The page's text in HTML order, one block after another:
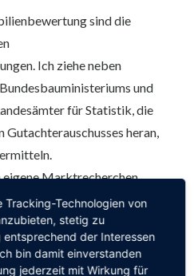
sind die
Ich ziehe neben
und
für Statistik, die
heran,
Marktrecherchen
Baumängel,
an den
bei einem
werden, denn diese
Tracking-Technologien von
stetig zu
der Interessen
bin damit einverstanden
jederzeit mit Wirkung für